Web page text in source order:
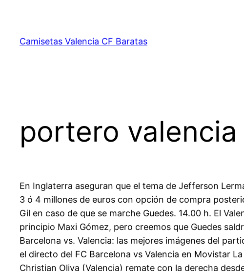
contenido
Camisetas Valencia CF Baratas
portero
En Inglaterra aseguran que el tema de Jefferson
3 ó 4 millones de euros con opción de compra
Gil en caso de que se marche Guedes. 14.00 h. El
principio Maxi Gómez, pero creemos que Guedes
Barcelona vs. Valencia: las mejores imágenes del
el directo del FC Barcelona vs Valencia en Movistar
Christian Oliva (Valencia) remate con la derecha